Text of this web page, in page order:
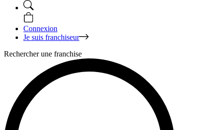
Connexion
Je suis franchiseur
Rechercher une franchise